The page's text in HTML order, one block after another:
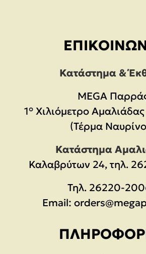
Κατάστημα &
MEGA
1° Χιλιόμετρο
(Τέρμα
Κατάστημα
Καλαβρύτων 24, τηλ.
Τηλ. 26220-
Email: